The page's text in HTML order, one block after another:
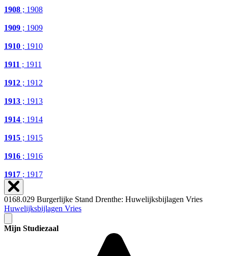
1908 ; 1908
1909 ; 1909
1910 ; 1910
1911 ; 1911
1912 ; 1912
1913 ; 1913
1914 ; 1914
1915 ; 1915
1916 ; 1916
1917 ; 1917
0168.029 Burgerlijke Stand Drenthe: Huwelijksbijlagen Vries
Huwelijksbijlagen Vries
Mijn Studiezaal